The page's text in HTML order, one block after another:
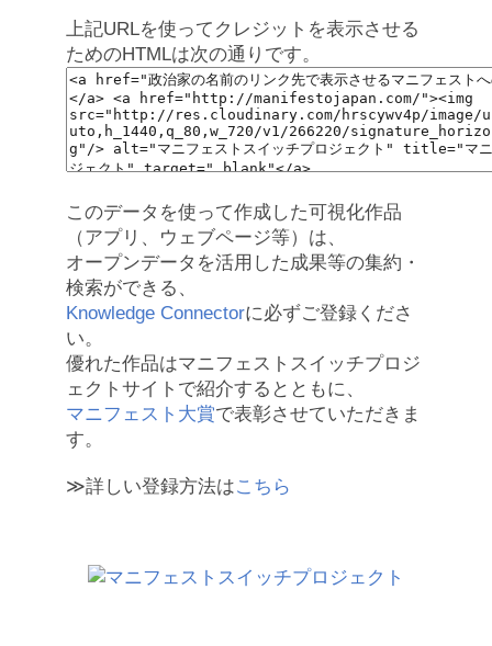
上記URLを使ってクレジットを表示させる
ためのHTMLは次の通りです。
このデータを使って作成した可視化作品
（アプリ、ウェブページ等）は、
オープンデータを活用した成果等の集約・
検索ができる、
Knowledge Connectorに必ずご登録くださ
い。
優れた作品はマニフェストスイッチプロジ
ェクトサイトで紹介するとともに、
マニフェスト大賞で表彰させていただきま
す。
≫詳しい登録方法はこちら